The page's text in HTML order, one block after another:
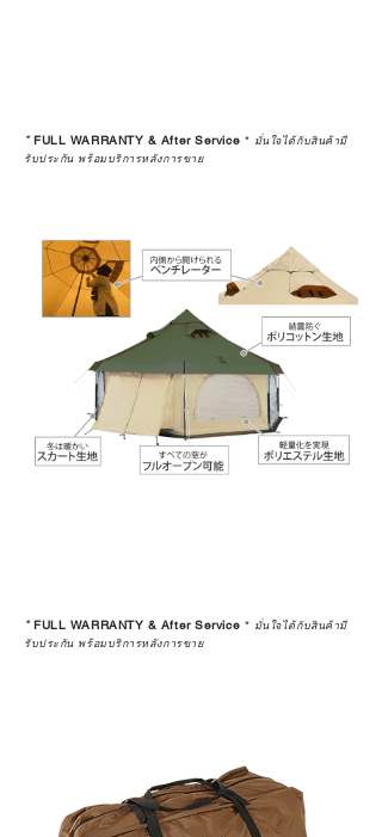
*FULL WARRANTY & After Service * มั่นใจได้กับสินค้ามี
รับประกัน พร้อมบริการหลังการขาย
*FULL WARRANTY & After Service * มั่นใจได้กับสินค้ามี
รับประกัน พร้อมบริการหลังการขาย